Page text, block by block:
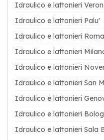
Idraulico e lattonieri
Idraulico e lattonieri Palu'
Idraulico e lattonieri Roma
Idraulico e lattonieri
Idraulico e lattonieri
Idraulico e lattonieri San
Idraulico e lattonieri
Idraulico e lattonieri
Idraulico e lattonieri Sala